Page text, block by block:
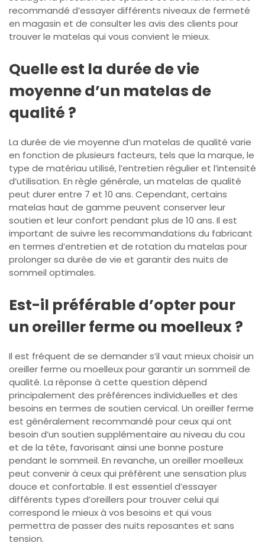
recommandé d’essayer différents niveaux de fermeté
en magasin et de consulter les avis des clients pour
trouver le matelas qui vous convient le mieux.
Quelle est la durée de vie
moyenne d’un matelas de
qualité ?
La durée de vie moyenne d’un matelas de qualité varie
en fonction de plusieurs facteurs, tels que la marque, le
type de matériau utilisé, l’entretien régulier et l’intensité
d’utilisation. En règle générale, un matelas de qualité
peut durer entre 7 et 10 ans. Cependant, certains
matelas haut de gamme peuvent conserver leur
soutien et leur confort pendant plus de 10 ans. Il est
important de suivre les recommandations du fabricant
en termes d’entretien et de rotation du matelas pour
prolonger sa durée de vie et garantir des nuits de
sommeil optimales.
Est-il préférable d’opter pour
un oreiller ferme ou moelleux ?
Il est fréquent de se demander s’il vaut mieux choisir un
oreiller ferme ou moelleux pour garantir un sommeil de
qualité. La réponse à cette question dépend
principalement des préférences individuelles et des
besoins en termes de soutien cervical. Un oreiller ferme
est généralement recommandé pour ceux qui ont
besoin d’un soutien supplémentaire au niveau du cou
et de la tête, favorisant ainsi une bonne posture
pendant le sommeil. En revanche, un oreiller moelleux
peut convenir à ceux qui préfèrent une sensation plus
douce et confortable. Il est essentiel d’essayer
différents types d’oreillers pour trouver celui qui
correspond le mieux à vos besoins et qui vous
permettra de passer des nuits reposantes et sans
tension.